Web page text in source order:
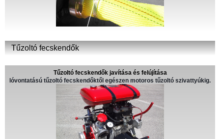
Tűzoltó fecskendők
Tűzoltó fecskendők javítása és felújítása
lóvontatású tűzoltó fecskendőktől egészen motoros tűzoltó szivattyúkig.